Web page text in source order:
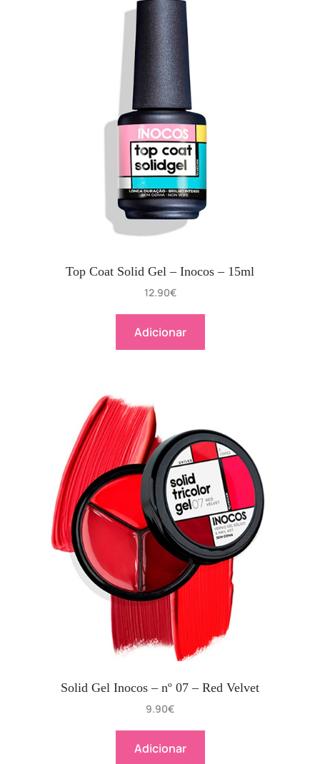
Top Coat Solid Gel – Inocos – 15ml
12.90€
Adicionar
Solid Gel Inocos – nº 07 – Red Velvet
9.90€
Adicionar